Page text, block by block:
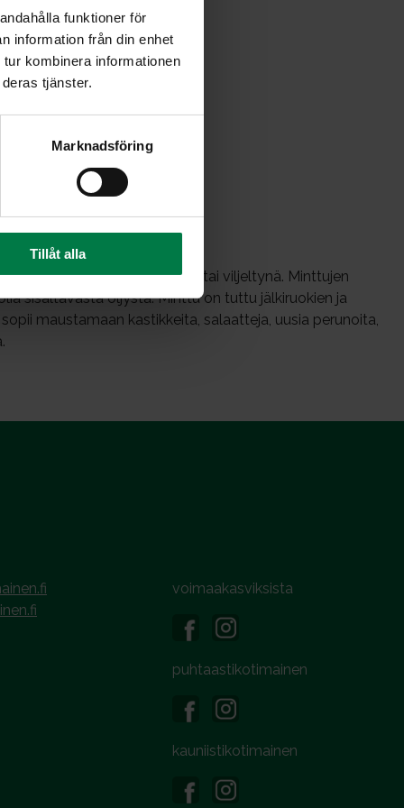
funktioner för
information från din enhet
kombinera informationen
tjänster.
Marknadsföring
Tillåt alla
luonnonvaraisena tai viljeltynä. Minttujen
sisältävästä öljystä. Minttu on tuttu jälkiruokien ja
maustamaan kastikkeita, salaatteja, uusia perunoita,
voimaakasviksista
puhtaastikotimainen
kauniistikotimainen